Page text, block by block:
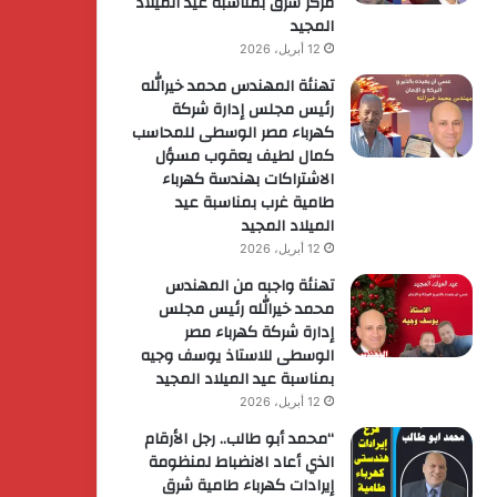
المجيد
12 أبريل، 2026
تهنئة المهندس محمد خيرالله
رئيس مجلس إدارة شركة
كهرباء مصر الوسطى للمحاسب
كمال لطيف يعقوب مسؤل
الاشتراكات بهندسة كهرباء
طامية غرب بمناسبة عيد
الميلاد المجيد
12 أبريل، 2026
تهنئة واجبه من المهندس
محمد خيرالله رئيس مجلس
إدارة شركة كهرباء مصر
الوسطى للاستاذ يوسف وجيه
بمناسبة عيد الميلاد المجيد
12 أبريل، 2026
“محمد أبو طالب.. رجل الأرقام
الذي أعاد الانضباط لمنظومة
إيرادات كهرباء طامية شرق